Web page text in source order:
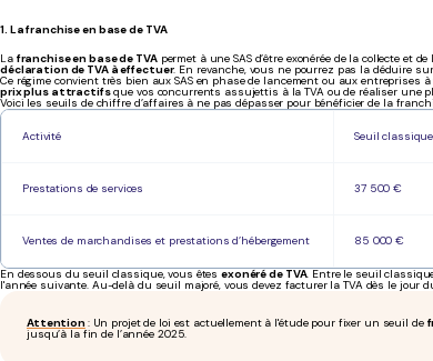
1. La franchise en base de TVA
La franchise en base de TVApermet à une SAS d’être exonérée de la collecte et
déclaration de TVA à effectuer. En revanche, vous ne pourrez pas la déduire
Ce régime convient très bien aux SAS en phase de lancement ou aux entreprises à
prix plus attractifsque vos concurrents assujettis à la TVA ou de réaliser une
Voici les seuils de chiffre d’affaires à ne pas dépasser pour bénéficier de la
Activité Seuil classique
Prestations de services 37 500 €
Ventes de marchandises et prestations d’hébergement 85 000 €
En dessous du seuil classique, vous êtesexonéré de TVA. Entre le seuil
l'année suivante. Au-delà du seuil majoré, vous devez facturer la TVA dès le jour
Attention: Un projet de loi est actuellement à l'étude pour fixer un seuil de
jusqu’à la fin de l’année 2025.